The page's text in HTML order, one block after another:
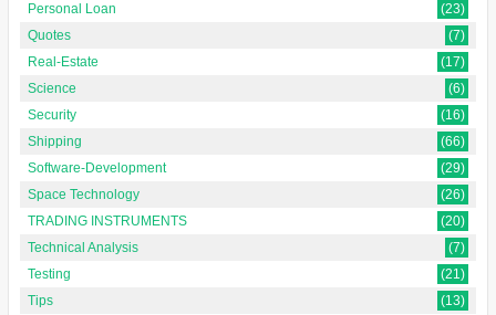
Personal Loan
(23)
Quotes
(7)
Real-Estate
(17)
Science
(6)
Security
(16)
Shipping
(66)
Software-Development
(29)
Space Technology
(26)
TRADING INSTRUMENTS
(20)
Technical Analysis
(7)
Testing
(21)
Tips
(13)